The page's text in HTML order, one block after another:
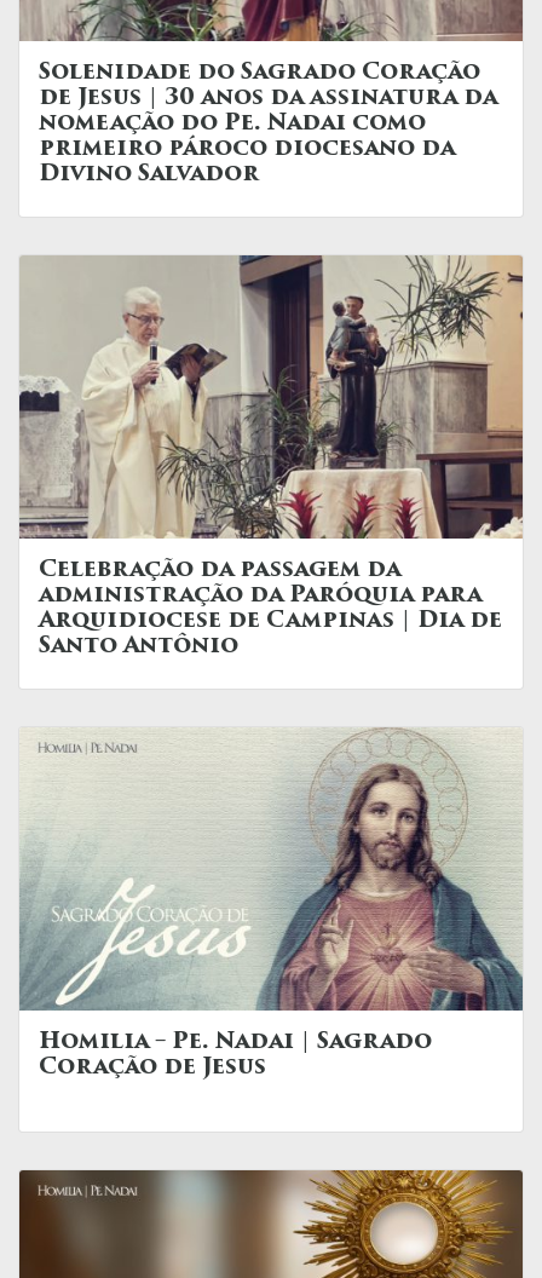
Solenidade do Sagrado Coração
de Jesus | 30 anos da assinatura da
nomeação do Pe. Nadai como
primeiro pároco diocesano da
Divino Salvador
Celebração da passagem da
administração da Paróquia para
Arquidiocese de Campinas | Dia de
Santo Antônio
Homilia – Pe. Nadai | Sagrado
Coração de Jesus